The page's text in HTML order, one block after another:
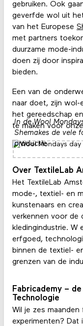
gebruiken. Ook
geverfde wol uit
van het Europese
met partners
duurzame mode-
doen zij door
bieden.
Een van de
naar doet, zijn wol-
het gereedschap
te maken voor
In de Wool
Shemakes de vele
productie
Over TextileLab
Het TextileLab
mode-, textiel- en
kunstenaars en
verkennen voor de
kledingindustrie. W
erfgoed,
binnen de textiel-
grenzen van de
Fabricademy –
Technologie
Wil je zes
experimenten? Dat